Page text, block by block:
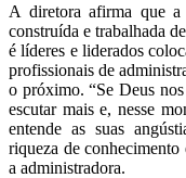
A diretora afirma que a
construída e trabalhada
é líderes e liderados
profissionais de
o próximo. “Se Deus
escutar mais e, nesse
entende as suas
riqueza de
a administradora.